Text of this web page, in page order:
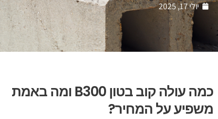
יולי 17, 2025
כמה עולה קוב בטון B300 ומה באמת
משפיע על המחיר?